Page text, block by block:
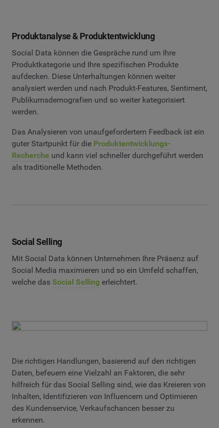
Produktanalyse & Produktentwicklung
Social Data können die Gespräche rund um Ihre
Produktkategorie und Ihre spezifischen Produkte
aufdecken. Diese Unterhaltungen können weiter
analysiert werden und nach Produkt-Features, Sentiment,
Publikumsdemografien und so weiter kategorisiert
werden.
Das Analysieren von unaufgefordertem Feedback ist ein
guter Startpunkt für die Produktentwicklungs-
Recherche und kann viel schneller durchgeführt werden
als traditionelle Methoden.
Social Selling
Mit Social Data können Unternehmen Ihre Präsenz auf
Social Media maximieren und so ein Umfeld schaffen,
welche das Social Selling erleichtert.
Die richtigen Handlungen, basierend auf den richtigen
Daten, befeuern eine Vielzahl an Faktoren, die sehr
hilfreich für das Social Selling sind, wie das Kreieren von
Inhalten, Identifizieren von Influencern und Optimieren
des Kundenservice, Verkaufschancen besser zu
erkennen.